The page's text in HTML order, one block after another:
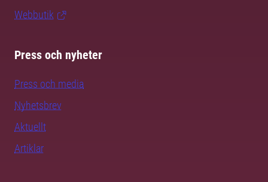
Webbutik
Press och nyheter
Press och media
Nyhetsbrev
Aktuellt
Artiklar